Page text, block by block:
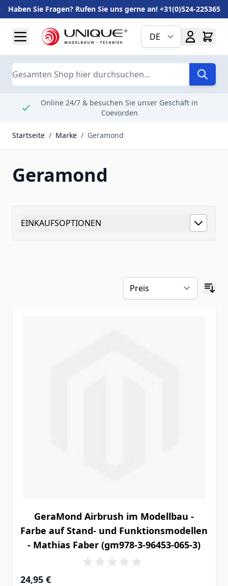
Haben Sie Fragen? Rufen Sie uns gerne an! +31(0)524-225365
DE
Suche
Online 24/7 & besuchen Sie unser Geschäft in
Coevorden
Startseite / Marke / Geramond
Geramond
EINKAUFSOPTIONEN
GeraMond Airbrush im Modellbau -
Farbe auf Stand- und Funktionsmodellen
- Mathias Faber (gm978-3-96453-065-3)
24,95 €